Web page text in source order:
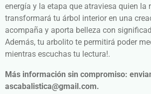
energía y la etapa que atraviesa quien la
transformará tu árbol interior en una
acompaña y aporta belleza con
Además, tu arbolito te permitirá poder
mientras escuchas tu lectura!.
Más información sin compromiso:
ascabalistica@gmail.com.